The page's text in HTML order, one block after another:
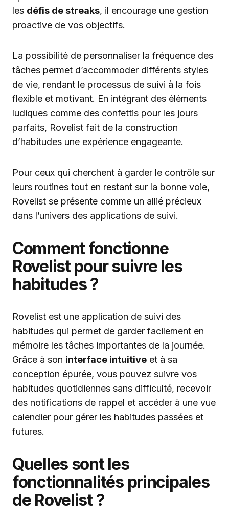
les défis de streaks, il encourage une gestion
proactive de vos objectifs.
La possibilité de personnaliser la fréquence des
tâches permet d’accommoder différents styles
de vie, rendant le processus de suivi à la fois
flexible et motivant. En intégrant des éléments
ludiques comme des confettis pour les jours
parfaits, Rovelist fait de la construction
d’habitudes une expérience engageante.
Pour ceux qui cherchent à garder le contrôle sur
leurs routines tout en restant sur la bonne voie,
Rovelist se présente comme un allié précieux
dans l’univers des applications de suivi.
Comment fonctionne
Rovelist pour suivre les
habitudes ?
Rovelist est une application de suivi des
habitudes qui permet de garder facilement en
mémoire les tâches importantes de la journée.
Grâce à son interface intuitive et à sa
conception épurée, vous pouvez suivre vos
habitudes quotidiennes sans difficulté, recevoir
des notifications de rappel et accéder à une vue
calendier pour gérer les habitudes passées et
futures.
Quelles sont les
fonctionnalités principales
de Rovelist ?